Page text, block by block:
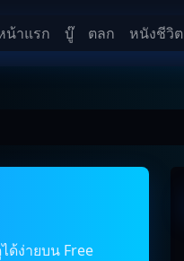
น้าแรก บู๊ ตลก หนังชีวิต
ด้ง่ายบน Free